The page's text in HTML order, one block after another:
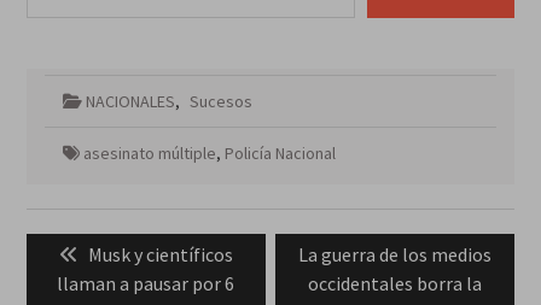
NACIONALES, Sucesos
asesinato múltiple, Policía Nacional
entradas
Previous
post:
Musk y científicos
llaman a pausar por 6
Next
post:
La guerra de los medios
occidentales borra la